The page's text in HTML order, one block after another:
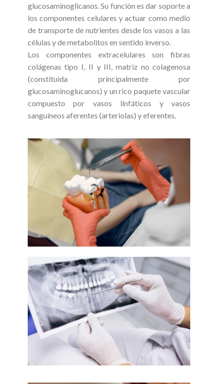
glucosaminoglicanos. Su función es dar soporte a
los componentes celulares y actuar como medio
de transporte de nutrientes desde los vasos a las
células y de metabolitos en sentido inverso.
Los componentes extracelulares son fibras
colágenas tipo I, II y III, matriz no colagenosa
(constituida principalmente por
glucosaminoglucanos) y un rico paquete vascular
compuesto por vasos linfáticos y vasos
sanguíneos aferentes (arteriolas) y eferentes.